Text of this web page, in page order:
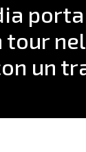
porta
tour
un